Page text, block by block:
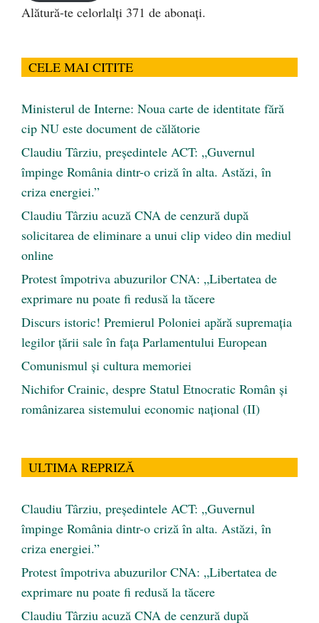
Alătură-te celorlalți 371 de abonați.
CELE MAI CITITE
Ministerul de Interne: Noua carte de identitate fără
cip NU este document de călătorie
Claudiu Târziu, președintele ACT: „Guvernul
împinge România dintr-o criză în alta. Astăzi, în
criza energiei.”
Claudiu Târziu acuză CNA de cenzură după
solicitarea de eliminare a unui clip video din mediul
online
Protest împotriva abuzurilor CNA: „Libertatea de
exprimare nu poate fi redusă la tăcere
Discurs istoric! Premierul Poloniei apără supremația
legilor țării sale în fața Parlamentului European
Comunismul şi cultura memoriei
Nichifor Crainic, despre Statul Etnocratic Român şi
românizarea sistemului economic naţional (II)
ULTIMA REPRIZĂ
Claudiu Târziu, președintele ACT: „Guvernul
împinge România dintr-o criză în alta. Astăzi, în
criza energiei.”
Protest împotriva abuzurilor CNA: „Libertatea de
exprimare nu poate fi redusă la tăcere
Claudiu Târziu acuză CNA de cenzură după